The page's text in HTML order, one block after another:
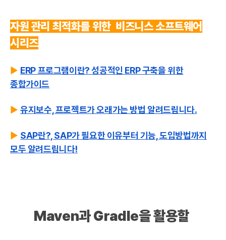
자원 관리 최적화를 위한 비즈니스소프트웨어
시리즈
▶️ ERP 프로그램이란? 성공적인 ERP 구축을 위한
종합가이드
▶️유지보수, 프로젝트가 오래가는 방법 알려드립니다.
▶️ SAP란?, SAP가 필요한 이유부터 기능, 도입방법까지
모두 알려드립니다!
Maven과 Gradle을 활용할